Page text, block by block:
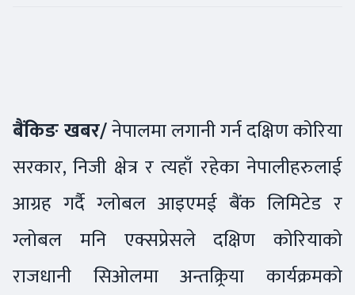
बैंकिङ खबर/नेपालमा लगानी गर्न दक्षिण कोरिया
सरकार, निजी क्षेत्र र त्यहाँ रहेका नेपालीहरुलाई
आग्रह गर्दै ग्लोबल आइएमई बैंक लिमिटेड र
ग्लोबल मनि एक्सप्रेसले दक्षिण कोरियाको
राजधानी सिओलमा अन्तक्र्रिया कार्यक्रमको